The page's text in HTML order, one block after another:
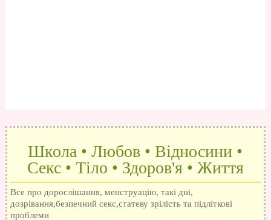
Школа • Любов • Відносини •
Секс • Тіло • Здоров'я • Життя
Все про дорослішання, менструацію, такі дні,
дозрівання,безпечний секс,статеву зрілість та підліткові
проблеми